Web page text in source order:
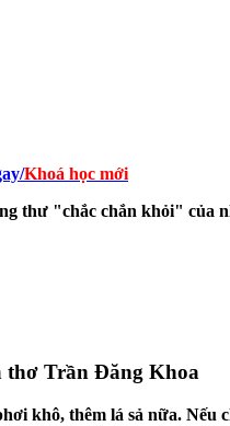
/Khoá học mới
thư "chắc chắn khỏi" của
thơ Trần Đăng Khoa
khô, thêm lá sả nữa. Nếu